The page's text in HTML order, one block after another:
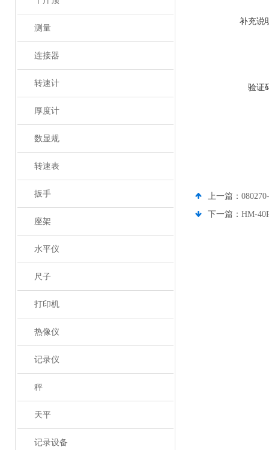
测量
连接器
转速计
厚度计
数显规
转速表
扳手
座架
水平仪
尺子
打印机
热像仪
记录仪
秤
天平
记录设备
补充说
验证
上一篇：
下一篇： HM-